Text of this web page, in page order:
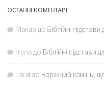
ОСТАННІ КОМЕНТАРІ
Макар до Біблійні
Iryna до Біблійні підстави
Таня до Наріжний камінь,